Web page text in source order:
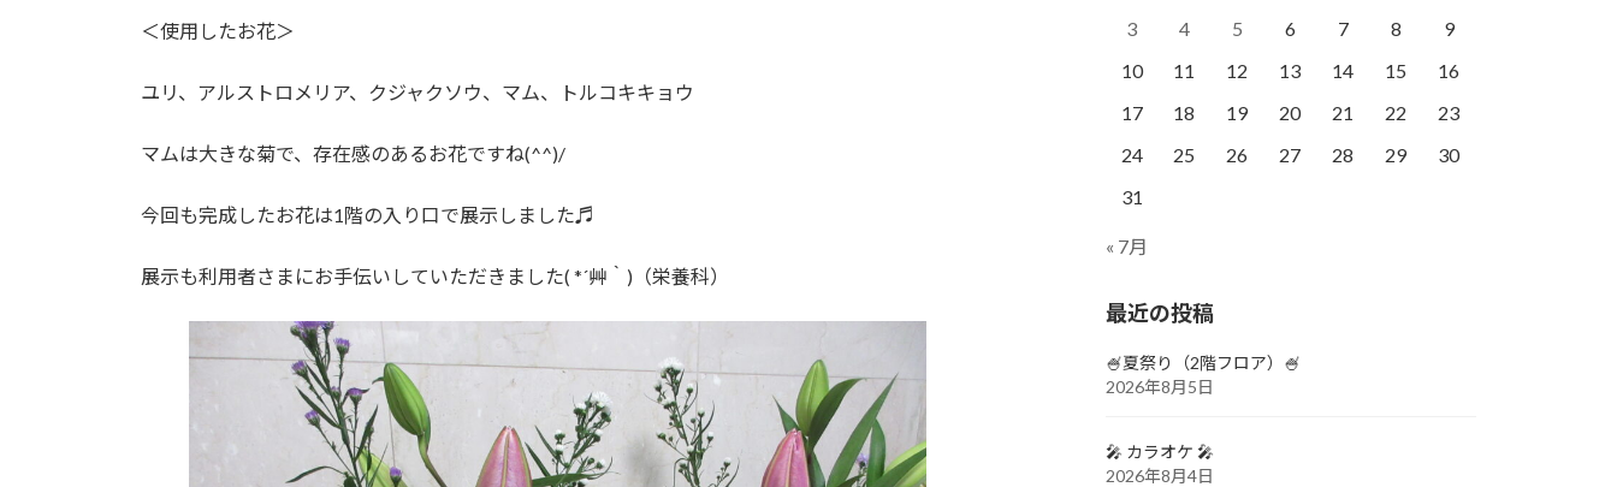
＜使用したお花＞
ユリ、アルストロメリア、クジャクソウ、マム、トルコキキョウ
マムは大きな菊で、存在感のあるお花ですね(^^)/
今回も完成したお花は1階の入り口で展示しました♬
展示も利用者さまにお手伝いしていただきました( *´艸｀)（栄養科）
3
4 5 6 7 8
9
10
11 12 13 14 15
16
17
18 19 20 21 22
23
24
25 26 27 28 29
30
31
« 7月
最近の投稿
🍧夏祭り（2階フロア）🍧
2026年8月5日
🎤 カラオケ 🎤
2026年8月4日